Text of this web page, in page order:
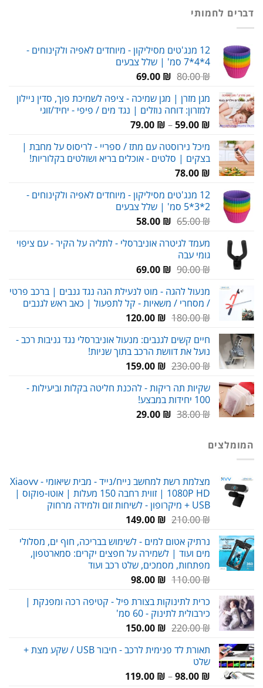
דברים לחמותי
12 מנג'טים מסיליקון - מיוחדים לאפיה ולקינוחים -
4*4*7 סמ' | שלל צבעים
80.00₪
המחיר
היה:
80.00 ₪.
69.00 ₪
המחיר
הוא:
69.00 ₪.
מגן מזרן | מגן שמיכה - ציפה לשמיכת פוך, סדין ניילון
למזרון: דוחה נוזלים | נגד מים / פיפי - יחיד/זוגי
59.00 ₪
–
79.00 ₪
טווח
עד
מיכל נירוסטה עם מתז / ספריי - לריסוס על מחבת |
בצקים | סלטים - אוכלים בריא ושולטים בקלוריות!
78.00 ₪
12 מנג'טים מסיליקון - מיוחדים לאפיה ולקינוחים -
2*3*5 סמ' | שלל צבעים
65.00₪
המחיר
היה:
58.00 ₪
המחיר
הוא:
מעמד לגיטרה אוניברסלי - לתליה על הקיר - עם ציפוי
גומי עבה
90.00₪
המחיר
היה:
90.00 ₪.
69.00 ₪
המחיר
הוא:
69.00 ₪.
מנעול להגה - מוט לנעילת הגה נגד גנבים | ברכב פרטי
/ מסחרי / משאיות - קל לתפעול | כאב ראש לגנבים
180.00₪
המחיר
היה:
180.00 ₪.
120.00 ₪
המחיר
הוא:
120.00 ₪.
חיים קשים לגנבים: מנעול אוניברסלי נגד גניבות רכב -
נועל את דוושת הרכב בתוך שניות!
230.00₪
המחיר
היה:
230.00 ₪.
159.00 ₪
המחיר
הוא:
שקיות תה ריקות - להכנת חליטה בקלות וביעילות -
100 יחידות במבצע!
38.00₪
המחיר29.00 ₪
המחיר
המומלצים
מצלמת רשת למחשב נייח/נייד - מבית שיאומי Xiaovv -
1080P HD | זווית רחבה 150 מעלות | אוטו-פוקוס |
USB + מיקרופון - לשיחות זום ולמידה מרחוק
210.00₪
המחיר
היה:
210.00 ₪.
149.00 ₪
המחיר
הוא:
149.00 ₪.
נרתיק אטום למים - לשימוש בבריכה, חוף ים, מסלולי
מים ועוד | לשמירה על חפצים יקרים: סמארטפון,
מפתחות, מסמכים, שלט רכב ועוד
110.00₪
המחיר
היה:
110.00 ₪.
98.00 ₪
המחיר
הוא:
98.00 ₪.
כרית לתינוקות בצורת פיל - קטיפה רכה ומפנקת |
כירבולית לתינוק - 60 סמ'
220.00₪
המחיר
היה:
150.00 ₪
המחיר
הוא:
תאורת לד פנימית לרכב - חיבור USB / שקע מצת +
שלט
98.00 ₪
–
119.00 ₪